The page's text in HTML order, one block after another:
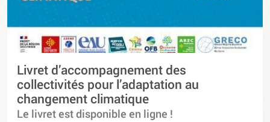
Livret d’accompagnement des
collectivités pour l’adaptation au
changement climatique
Le livret est disponible en ligne !